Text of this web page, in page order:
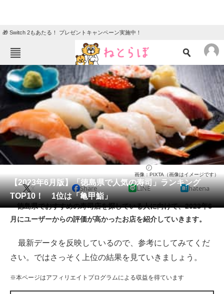
🎁 Switch 2もあたる！ プレゼントキャンペーン実施中！
ねとらぼメニュー
TOP ニュース
クイズ
グルメ 地域
住まい 教育・育児
動物 リサーチ
会員記事
メディア
注目記事を集めた総合ページ
ITの今と未来を見通す
【2023年6月版】「徳島県で人気の寿司」ランキング
TOP10！ 1位は「亀甲鮨」
画像：PIXTA（画像はイメージです）
X Share LINE hatena
徳島県でおすすめの寿司店を探している人に向けて、2023年6
月にユーザーからの評価が高かったお店を紹介していきます。
最新データを反映しているので、参考にしてみてくだ
さい。ではさっそく上位の結果を見ていきましょう。
※本ページはアフィリエイトプログラムによる収益を得ています